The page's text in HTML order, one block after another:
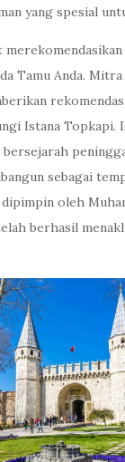
yang spesial
Tamu Anda.
Istana Topkapi.
bersejarah
sebagai
oleh
berhasil